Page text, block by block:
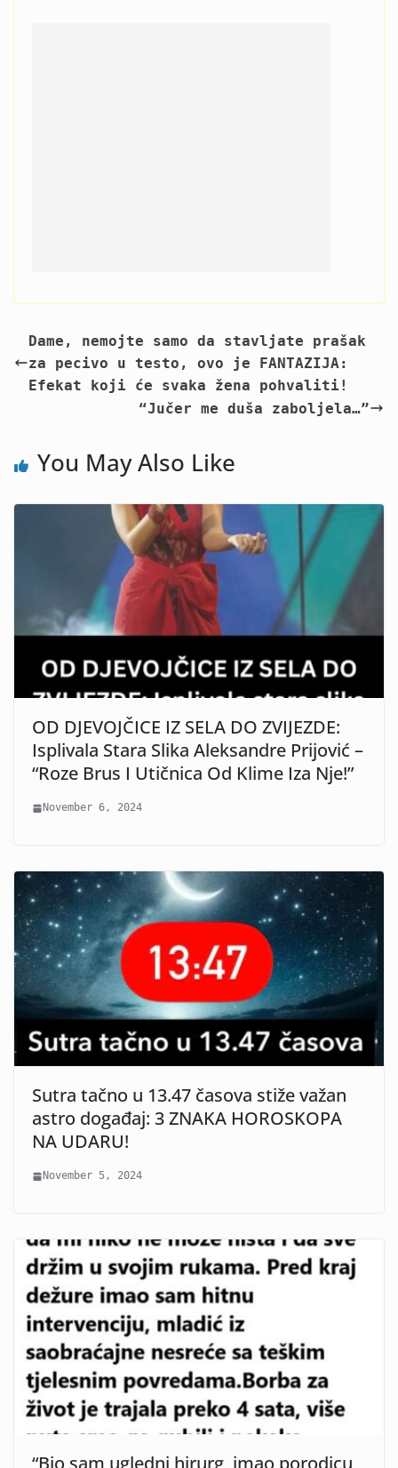
Dame, nemojte samo da stavljate prašak
za pecivo u testo, ovo je FANTAZIJA:
Efekat koji će svaka žena pohvaliti!
“Jučer me duša zaboljela…”
You May Also Like
OD DJEVOJČICE IZ SELA DO ZVIJEZDE:
Isplivala Stara Slika Aleksandre Prijović –
“Roze Brus I Utičnica Od Klime Iza Nje!”
November 6, 2024
Sutra tačno u 13.47 časova stiže važan
astro događaj: 3 ZNAKA HOROSKOPA
NA UDARU!
November 5, 2024
“Bio sam ugledni hirurg, imao porodicu,